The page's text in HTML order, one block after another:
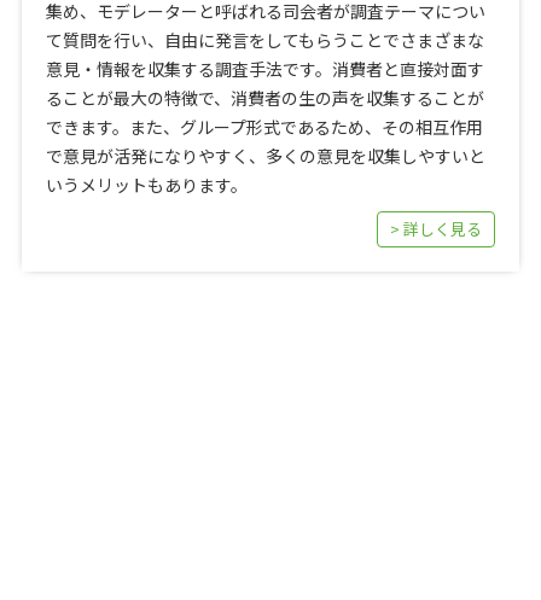
集め、モデレーターと呼ばれる司会者が調査テーマについ
て質問を行い、自由に発言をしてもらうことでさまざまな
意見・情報を収集する調査手法です。消費者と直接対面す
ることが最大の特徴で、消費者の生の声を収集することが
できます。また、グループ形式であるため、その相互作用
で意見が活発になりやすく、多くの意見を収集しやすいと
いうメリットもあります。
> 詳しく見る